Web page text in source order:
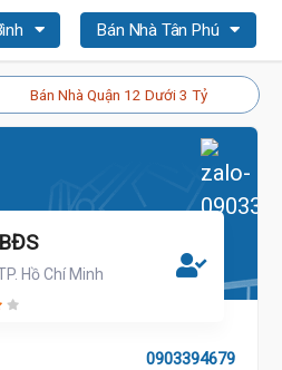
Bán Nhà Tân Phú
Bán Nhà Quận 12 Dưới 3 Tỷ
Hồ Chí Minh
0903394679